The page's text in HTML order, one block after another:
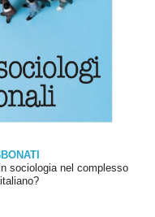
sociologia nel complesso